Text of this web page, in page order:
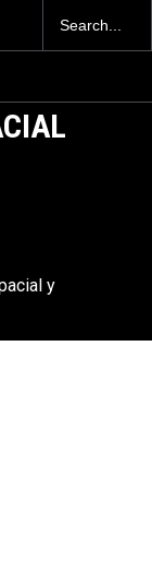
cuesta 2.9
de dólares
y